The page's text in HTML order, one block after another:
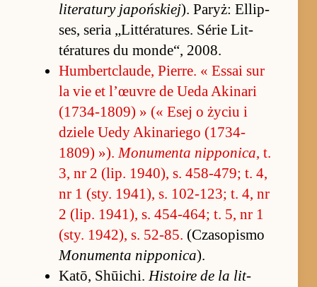
literatury ja­poń­skiej). Pa­ryż: El­lip­
ses, se­ria „Lit­tératu­res. Série Lit­
tératu­res du mon­de“, 2008.
Hum­bertc­lau­de, Pier­re. « Es­sai sur
la vie et l’œuvre de Ueda Aki­nari
(1734-1809) » (« Esej o życiu i
dziele Uedy Aki­na­riego (1734-
1809) »).Mo­numenta nip­po­nica, t.
3, nr 2 (lip. 1940), s. 458-479; t. 4,
nr 1 (sty. 1941), s. 102-123; t. 4, nr
2 (lip. 1941), s. 454-464; t. 5, nr 1
(sty. 1942), s. 52-85. (Czaso­pismo
Mo­numenta nip­po­nica).
Ka­tō, Shūichi.Hi­sto­ire de la lit­